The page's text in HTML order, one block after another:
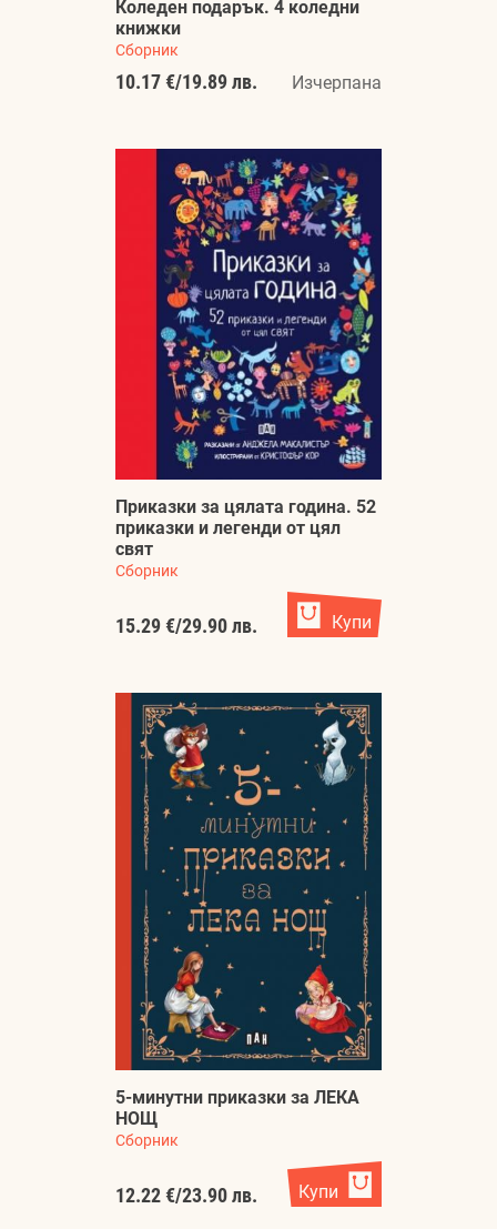
Коледен подарък. 4 коледни
книжки
Сборник
10.17 €/19.89 лв. Изчерпана
Приказки за цялата година. 52
приказки и легенди от цял
свят
Сборник
15.29 €/29.90 лв. Купи
5-минутни приказки за ЛЕКА
НОЩ
Сборник
12.22 €/23.90 лв. Купи